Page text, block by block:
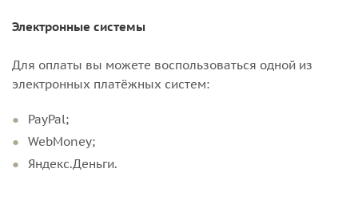
Электронные системы
Для оплаты вы можете воспользоваться одной из
электронных платёжных систем:
PayPal;
WebMoney;
Яндекс.Деньги.